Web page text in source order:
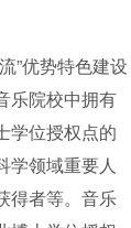
”优势特色建设
乐院校中拥有
学位授权点的
学领域重要人
得者等。音乐